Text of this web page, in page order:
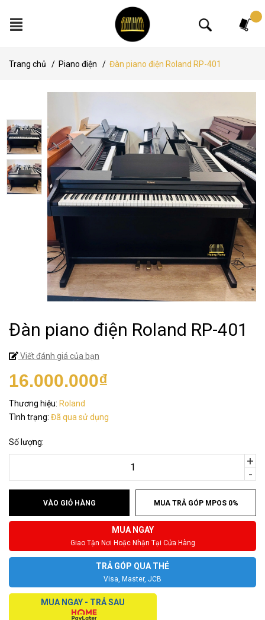
Trang chủ / Piano điện / Đàn piano điện Roland RP-401
Đàn piano điện Roland RP-401
Viết đánh giá của bạn
16.000.000₫
Thương hiệu: Roland
Tình trạng: Đã qua sử dụng
Số lượng:
-
+
VÀO GIỎ HÀNG MUA TRẢ GÓP MPOS 0%
MUA NGAY
Giao Tận Nơi Hoặc Nhận Tại Cửa Hàng
TRẢ GÓP QUA THẺ
Visa, Master, JCB
MUA NGAY - TRẢ SAU